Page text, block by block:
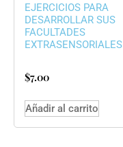
EJERCICIOS PARA
DESARROLLAR SUS
FACULTADES
EXTRASENSORIALES
$7.00
Añadir al carrito